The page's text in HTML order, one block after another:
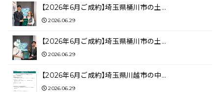
【2026年6月ご成約】埼玉県桶川市の土…
2026.06.29
【2026年6月ご成約】埼玉県桶川市の土…
2026.06.29
【2026年6月ご成約】埼玉県川越市の中…
2026.06.29